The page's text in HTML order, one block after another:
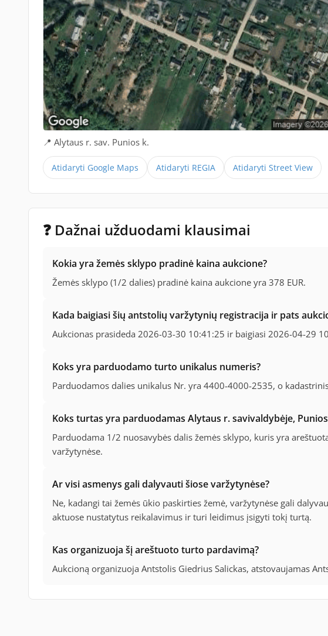
📍 Alytaus r. sav. Punios k.
Atidaryti Google Maps Atidaryti REGIA Atidaryti Street View
❓ Dažnai užduodami klausimai
Kokia yra žemės sklypo pradinė kaina aukcione?
Žemės sklypo (1/2 dalies) pradinė kaina aukcione yra 378 EUR.
Kada baigiasi šių antstolių varžytynių registracija ir pats
Aukcionas prasideda 2026-03-30 10:41:25 ir baigiasi 2026-04-29
Koks yra parduodamo turto unikalus numeris?
Parduodamos dalies unikalus Nr. yra 4400-4000-2535, o
Koks turtas yra parduodamas Alytaus r. savivaldybėje,
Parduodama 1/2 nuosavybės dalis žemės sklypo, kuris yra
varžytynėse.
Ar visi asmenys gali dalyvauti šiose varžytynėse?
Ne, kadangi tai žemės ūkio paskirties žemė, varžytynėse gali
aktuose nustatytus reikalavimus ir turi leidimus įsigyti tokį turtą.
Kas organizuoja šį areštuoto turto pardavimą?
Aukcioną organizuoja Antstolis Giedrius Salickas, atstovaujamas